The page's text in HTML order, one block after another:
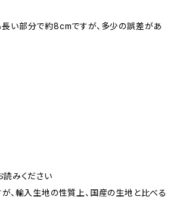
い部分で約8cmですが、多少の誤差があ
読みください
が、輸入生地の性質上、国産の生地と比べる